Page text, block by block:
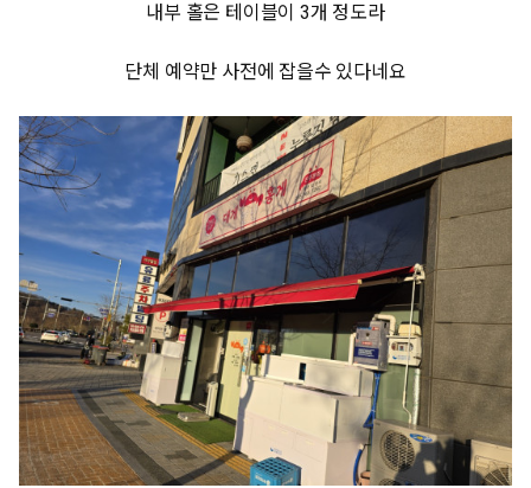
내부 홀은 테이블이 3개 정도라
단체 예약만 사전에 잡을수 있다네요